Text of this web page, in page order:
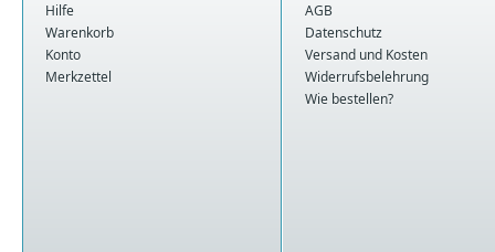
Hilfe
Warenkorb
Konto
Merkzettel
AGB
Datenschutz
Versand und Kosten
Widerrufsbelehrung
Wie bestellen?